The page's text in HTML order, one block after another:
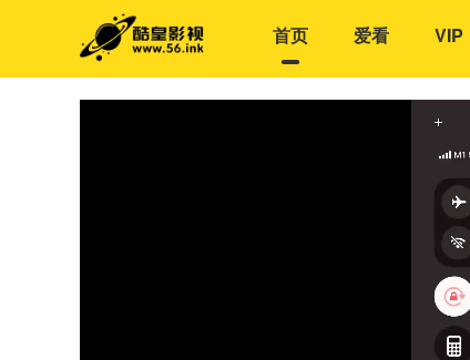
首页 爱看 VIP